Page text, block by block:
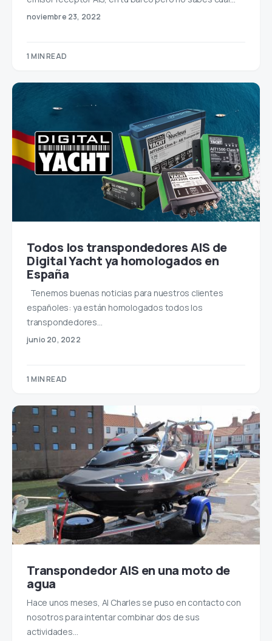
noviembre 23, 2022
1 MIN READ
Todos los transpondedores AIS de
Digital Yacht ya homologados en
España
Tenemos buenas noticias para nuestros clientes
españoles: ya están homologados todos los
transpondedores…
junio 20, 2022
1 MIN READ
Transpondedor AIS en una moto de
agua
Hace unos meses, Al Charles se puso en contacto con
nosotros para intentar combinar dos de sus
actividades…